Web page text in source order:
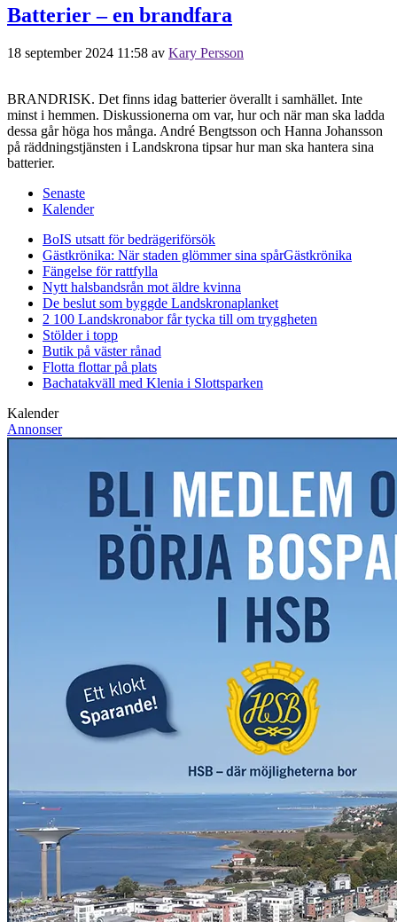
Batterier – en brandfara
18 september 2024 11:58 av Kary Persson
BRANDRISK. Det finns idag batterier överallt i samhället. Inte
minst i hemmen. Diskussionerna om var, hur och när man ska ladda
dessa går höga hos många. André Bengtsson och Hanna Johansson
på räddningstjänsten i Landskrona tipsar hur man ska hantera sina
batterier.
Senaste
Kalender
BoIS utsatt för bedrägeriförsök
Gästkrönika: När staden glömmer sina spårGästkrönika
Fängelse för rattfylla
Nytt halsbandsrån mot äldre kvinna
De beslut som byggde Landskronaplanket
2 100 Landskronabor får tycka till om tryggheten
Stölder i topp
Butik på väster rånad
Flotta flottar på plats
Bachatakväll med Klenia i Slottsparken
Kalender
Annonser